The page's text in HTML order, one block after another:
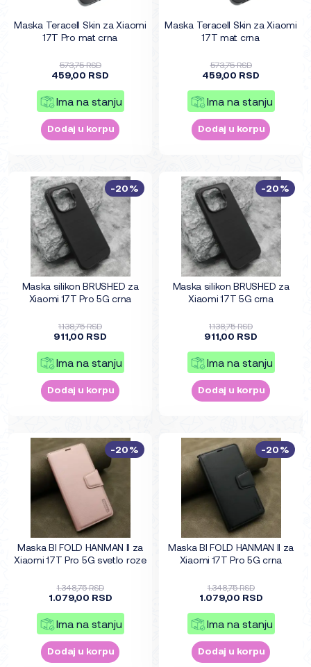
Maska Teracell Skin za Xiaomi
17T Pro mat crna
573,75 RSD
459,00 RSD
Ima na stanju
Dodaj u korpu
Maska Teracell Skin za Xiaomi
17T mat crna
573,75 RSD
459,00 RSD
Ima na stanju
Dodaj u korpu
Maska silikon BRUSHED za
Xiaomi 17T Pro 5G crna
1.138,75 RSD
911,00 RSD
Ima na stanju
Dodaj u korpu
-20%
Maska silikon BRUSHED za
Xiaomi 17T 5G crna
1.138,75 RSD
911,00 RSD
Ima na stanju
Dodaj u korpu
-20%
Maska BI FOLD HANMAN II za
Xiaomi 17T Pro 5G svetlo roze
1.348,75 RSD
1.079,00 RSD
Ima na stanju
Dodaj u korpu
-20%
Maska BI FOLD HANMAN II za
Xiaomi 17T Pro 5G crna
1.348,75 RSD
1.079,00 RSD
Ima na stanju
Dodaj u korpu
-20%